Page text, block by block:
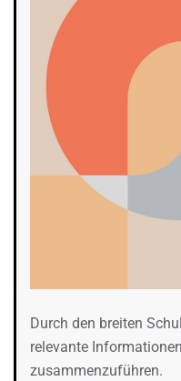
Durch den breiten
relevante
zusammenzuführen.